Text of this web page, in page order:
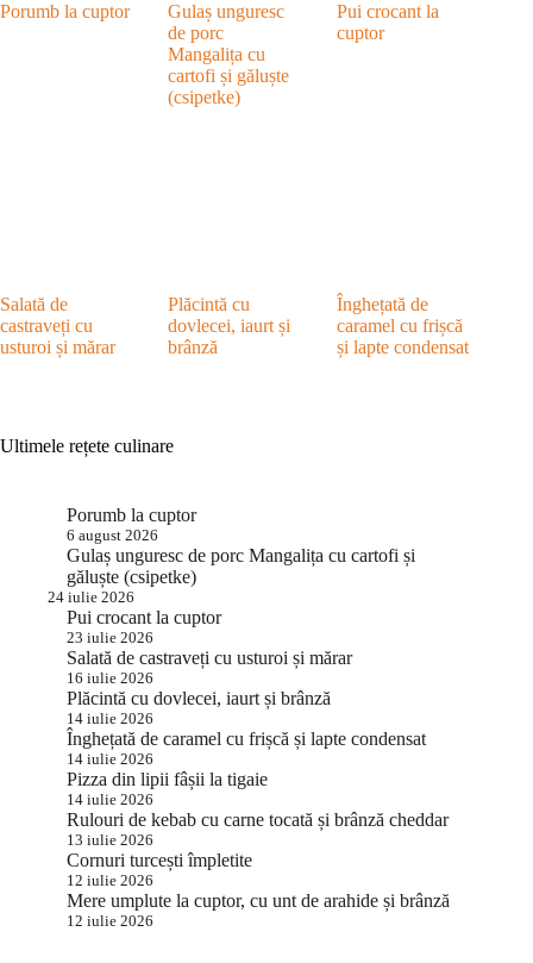
Porumb la cuptor
Gulaș unguresc
de porc
Mangalița cu
cartofi și găluște
(csipetke)
Pui crocant la
cuptor
Salată de
castraveți cu
usturoi și mărar
Plăcintă cu
dovlecei, iaurt și
brânză
Înghețată de
caramel cu frișcă
și lapte condensat
Ultimele rețete culinare
Porumb la cuptor
6 august 2026
Gulaș unguresc de porc Mangalița cu cartofi și
găluște (csipetke)
24 iulie 2026
Pui crocant la cuptor
23 iulie 2026
Salată de castraveți cu usturoi și mărar
16 iulie 2026
Plăcintă cu dovlecei, iaurt și brânză
14 iulie 2026
Înghețată de caramel cu frișcă și lapte condensat
14 iulie 2026
Pizza din lipii fâșii la tigaie
14 iulie 2026
Rulouri de kebab cu carne tocată și brânză cheddar
13 iulie 2026
Cornuri turcești împletite
12 iulie 2026
Mere umplute la cuptor, cu unt de arahide și brânză
12 iulie 2026